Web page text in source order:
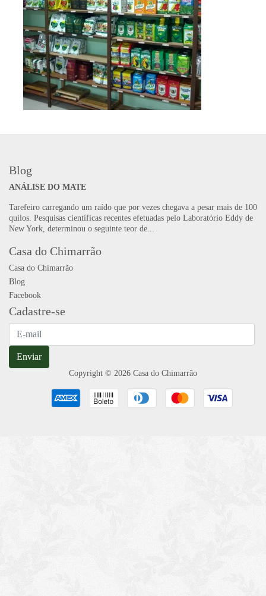
Blog
ANÁLISE DO MATE
Tarefeiro carregando um raído que por vezes chegava a pesar mais de 100
quilos. Pesquisas científicas recentes efetuadas pelo Laboratório Eddy de
New York, determinou o seguinte teor de...
Casa do Chimarrão
Casa do Chimarrão
Blog
Facebook
Cadastre-se
Enviar
Copyright © 2026 Casa do Chimarrão